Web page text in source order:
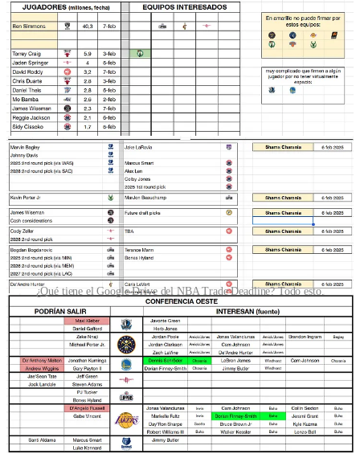
¿Qué tiene el Google Drive del NBA Trade Deadline? Todo esto.
Dos consejos para usar mejor el documento entero:
Activar notificaciones de edición,para que cuando haya
cambios te llegue una notificación (o un mail diario con los
cambios)
Crear filtros de vista,especialmente en la página de la
agencia libre. Sirve para ordenar por precio, años, equipos,
etc.